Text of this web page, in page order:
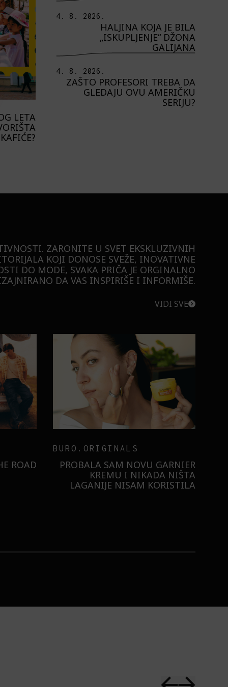
LETA
4. 8. 2026.
HALJINA KOJA JE BILA
„ISKUPLJENJE“ DŽONA
GALIJANA
4. 8. 2026.
ZAŠTO PROFESORI TREBA DA
GLEDAJU OVU AMERIČKU
SERIJU?
ZARONITE U SVET EKSKLUZIVNIH
KOJI DONOSE SVEŽE, INOVATIVNE
DO MODE, SVAKA PRIČA JE ORGINALNO
DA VAS INSPIRIŠE I INFORMIŠE.
VIDI SVE
BURO.ORIGINALS
KAKO NAM ŠMINKA POMAŽE
DA POKAŽEMO SVOJE